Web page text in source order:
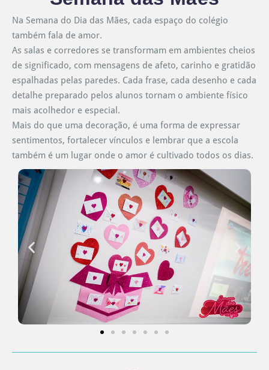
Na Semana do Dia das Mães, cada espaço do colégio
também fala de amor.
As salas e corredores se transformam em ambientes cheios
de significado, com mensagens de afeto, carinho e gratidão
espalhadas pelas paredes. Cada frase, cada desenho e cada
detalhe preparado pelos alunos tornam o ambiente físico
mais acolhedor e especial.
Mais do que uma decoração, é uma forma de expressar
sentimentos, fortalecer vínculos e lembrar que a escola
também é um lugar onde o amor é cultivado todos os dias.